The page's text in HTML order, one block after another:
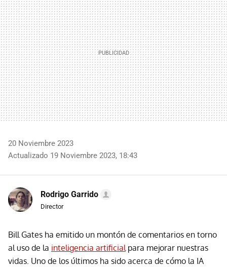
20 Noviembre 2023
Actualizado 19 Noviembre 2023, 18:43
Rodrigo Garrido
Director
Bill Gates ha emitido un montón de comentarios en torno
al uso de la inteligencia artificialpara mejorar nuestras
vidas. Uno de los últimos ha sido acerca de cómo la IA